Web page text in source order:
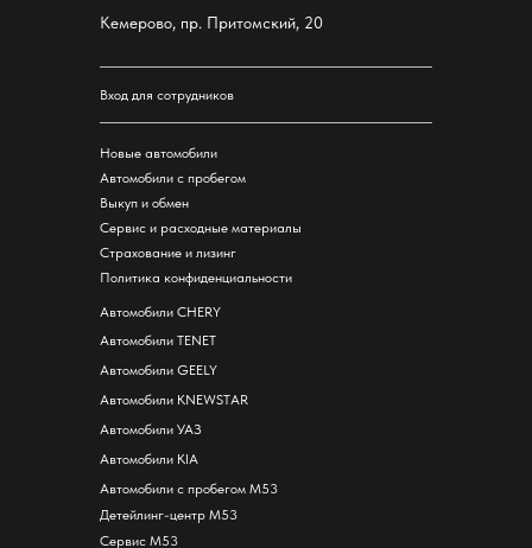
Политика конфиденциальности
Автомобили KIA
Автомобили УАЗ
Автомобили с пробегом М53
Кемерово, пр. Притомский, 20
Детейлинг-центр М53
Новые автомобили
Автомобили с пробегом
Выкуп и обмен
Сервис и расходные материалы
Страхование и лизинг
Автомобили GEELY
Автомобили KNEWSTAR
Cервис М53
Вход для сотрудников
Автомобили CHERY
Автомобили TENET